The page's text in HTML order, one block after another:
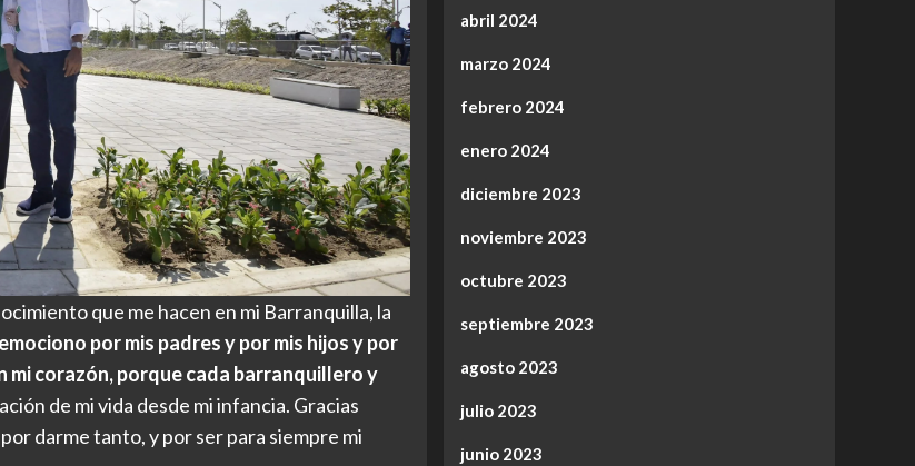
que me hacen en mi Barranquilla, la
por mis padres y por mis hijos y por
mi corazón, porque cada barranquillero y
de mi vida desde mi infancia. Gracias
darme tanto, y por ser para siempre mi
abril 2024
marzo 2024
febrero 2024
enero 2024
diciembre 2023
noviembre 2023
octubre 2023
septiembre 2023
agosto 2023
julio 2023
junio 2023